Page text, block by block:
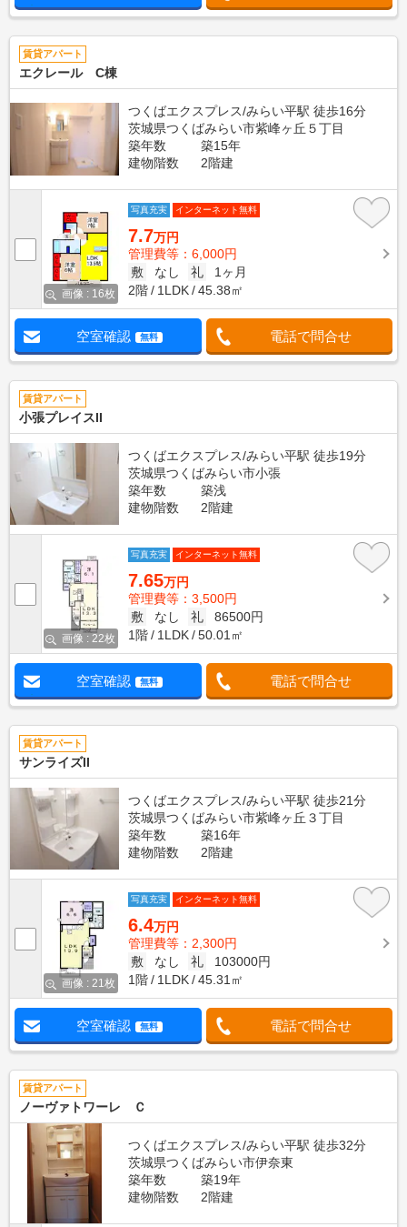
賃貸アパート
エクレール C棟
つくばエクスプレス/みらい平駅 徒歩16分
茨城県つくばみらい市紫峰ヶ丘５丁目
築年数
築15年
建物階数
2階建
画像 : 16枚
写真充実 インターネット無料
7.7万円
管理費等：6,000円
敷
なし 礼
1ヶ月
2階
1LDK 45.38㎡
空室確認 無料 電話で問合せ
賃貸アパート
小張プレイスII
つくばエクスプレス/みらい平駅 徒歩19分
茨城県つくばみらい市小張
築年数
築浅
建物階数
2階建
画像 : 22枚
写真充実 インターネット無料
7.65万円
管理費等：3,500円
敷
なし 礼
86500円
1階
1LDK 50.01㎡
空室確認 無料 電話で問合せ
賃貸アパート
サンライズII
つくばエクスプレス/みらい平駅 徒歩21分
茨城県つくばみらい市紫峰ヶ丘３丁目
築年数
築16年
建物階数
2階建
画像 : 21枚
写真充実 インターネット無料
6.4万円
管理費等：2,300円
敷
なし 礼
103000円
1階
1LDK 45.31㎡
空室確認 無料 電話で問合せ
賃貸アパート
ノーヴァトワーレ Ｃ
つくばエクスプレス/みらい平駅 徒歩32分
茨城県つくばみらい市伊奈東
築年数
築19年
建物階数
2階建